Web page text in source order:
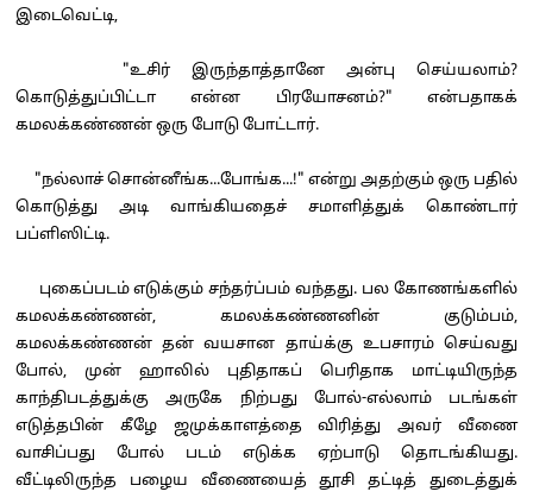
இடைவெட்டி,
"உசிர் இருந்தாத்தானே அன்பு செய்யலாம்?
கொடுத்துப்பிட்டா என்ன பிரயோசனம்?" என்பதாகக்
கமலக்கண்ணன் ஒரு போடு போட்டார்.
"நல்லாச் சொன்னீங்க...போங்க...!" என்று அதற்கும் ஒரு பதில்
கொடுத்து அடி வாங்கியதைச் சமாளித்துக் கொண்டார்
பப்ளிஸிட்டி.
புகைப்படம் எடுக்கும் சந்தர்ப்பம் வந்தது. பல கோணங்களில்
கமலக்கண்ணன், கமலக்கண்ணனின் குடும்பம்,
கமலக்கண்ணன் தன் வயசான தாய்க்கு உபசாரம் செய்வது
போல், முன் ஹாலில் புதிதாகப் பெரிதாக மாட்டியிருந்த
காந்திபடத்துக்கு அருகே நிற்பது போல்-எல்லாம் படங்கள்
எடுத்தபின் கீழே ஜமுக்காளத்தை விரித்து அவர் வீணை
வாசிப்பது போல் படம் எடுக்க ஏற்பாடு தொடங்கியது.
வீட்டிலிருந்த பழைய வீணையைத் தூசி தட்டித் துடைத்துக்